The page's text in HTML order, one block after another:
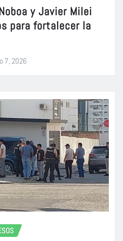
y Javier Milei
para fortalecer la
7, 2026